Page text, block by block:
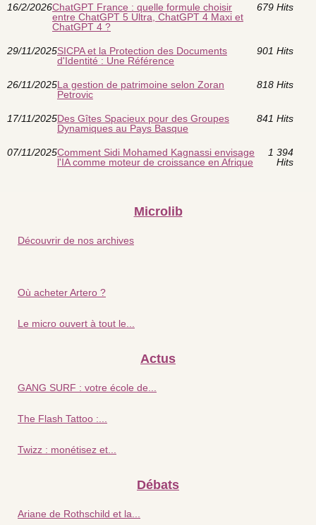
16/2/2026ChatGPT France : quelle formule choisir
entre ChatGPT 5 Ultra, ChatGPT 4 Maxi et
ChatGPT 4 ?
679 Hits
29/11/2025SICPA et la Protection des Documents
d'Identité : Une Référence
901 Hits
26/11/2025La gestion de patrimoine selon Zoran
Petrovic
818 Hits
17/11/2025Des Gîtes Spacieux pour des Groupes
Dynamiques au Pays Basque
841 Hits
07/11/2025Comment Sidi Mohamed Kagnassi envisage
l'IA comme moteur de croissance en Afrique
1 394
Hits
Microlib
Découvrir de nos archives
Où acheter Artero ?
Le micro ouvert à tout le...
Actus
GANG SURF : votre école de...
The Flash Tattoo :...
Twizz : monétisez et...
Débats
Ariane de Rothschild et la...